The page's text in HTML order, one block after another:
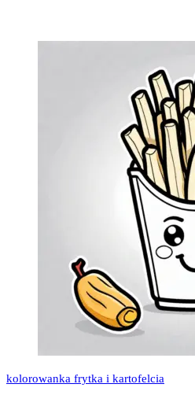
kolorowanka frytka i kartofelcia